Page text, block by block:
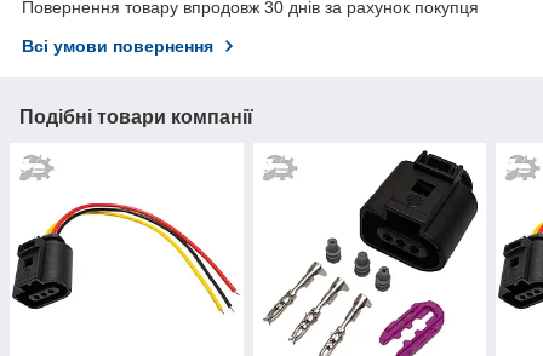
Повернення товару впродовж 30 днів за рахунок покупця
Всі умови повернення
Подібні товари компанії